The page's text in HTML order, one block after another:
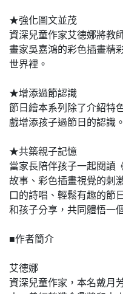
★強化圖文並茂
資深兒童作家艾德娜將教
畫家吳嘉鴻的彩色插畫精
世界裡。
★增添過節認識
節日繪本系列除了介紹特
戲增添孩子過節日的認識。
★共築親子記憶
當家長陪伴孩子一起閱讀
故事、彩色插畫視覺的刺
口的詩唱、輕鬆有趣的節
和孩子分享，共同體悟一
■作者簡介
艾德娜
資深兒童作家，本名戴月